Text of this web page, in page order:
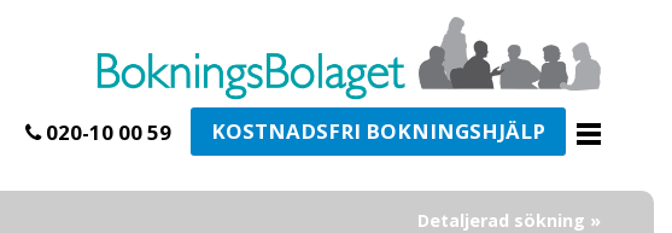
020-10 00 59 KOSTNADSFRI BOKNINGSHJÄLP
Detaljerad sökning »